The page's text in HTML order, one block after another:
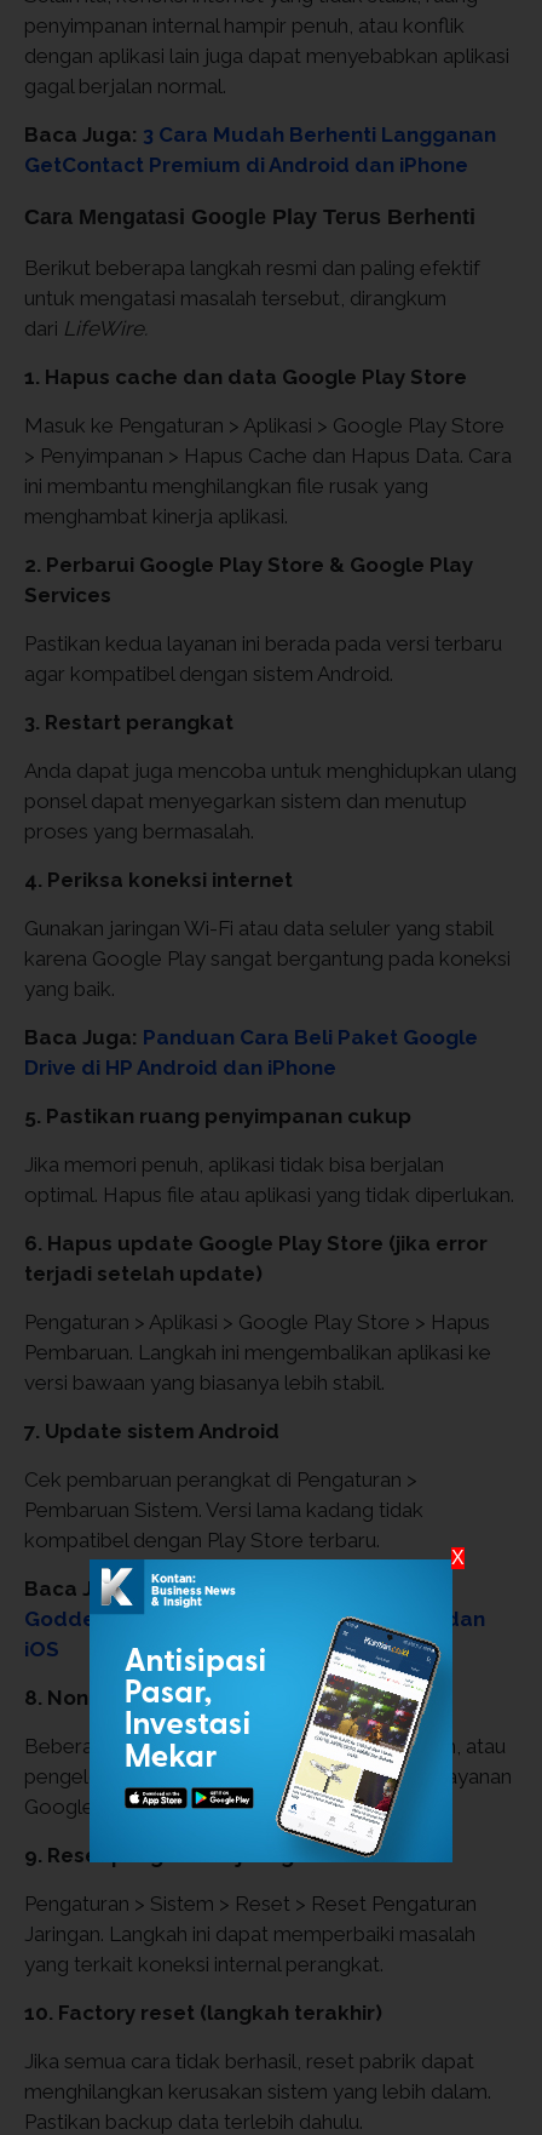
penyimpanan internal hampir penuh, atau konflik
dengan aplikasi lain juga dapat menyebabkan aplikasi
gagal berjalan normal.
Baca Juga: 3 Cara Mudah Berhenti Langganan
GetContact Premium di Android dan iPhone
Cara Mengatasi Google Play Terus Berhenti
Berikut beberapa langkah resmi dan paling efektif
untuk mengatasi masalah tersebut, dirangkum
dari LifeWire.
1. Hapus cache dan data Google Play Store
Masuk ke Pengaturan > Aplikasi > Google Play Store
> Penyimpanan > Hapus Cache dan Hapus Data. Cara
ini membantu menghilangkan file rusak yang
menghambat kinerja aplikasi.
2. Perbarui Google Play Store & Google Play
Services
Pastikan kedua layanan ini berada pada versi terbaru
agar kompatibel dengan sistem Android.
3. Restart perangkat
Anda dapat juga mencoba untuk menghidupkan ulang
ponsel dapat menyegarkan sistem dan menutup
proses yang bermasalah.
4. Periksa koneksi internet
Gunakan jaringan Wi-Fi atau data seluler yang stabil
karena Google Play sangat bergantung pada koneksi
yang baik.
Baca Juga: Panduan Cara Beli Paket Google
Drive di HP Android dan iPhone
5. Pastikan ruang penyimpanan cukup
Jika memori penuh, aplikasi tidak bisa berjalan
optimal. Hapus file atau aplikasi yang tidak diperlukan.
6. Hapus update Google Play Store (jika error
terjadi setelah update)
Pengaturan > Aplikasi > Google Play Store > Hapus
Pembaruan. Langkah ini mengembalikan aplikasi ke
versi bawaan yang biasanya lebih stabil.
7. Update sistem Android
Cek pembaruan perangkat di Pengaturan >
Pembaruan Sistem. Versi lama kadang tidak
kompatibel dengan Play Store terbaru.
Baca Juga:
Panduan Klaim Kode Redeem
Goddess Order untuk Pemula di Android dan
iOS
8. Nonaktifkan aplikasi yang bentrok
Beberapa aplikasi keamanan, modifikasi sistem, atau
pengelola jaringan dapat mengganggu akses layanan
Google Play.
9. Reset pengaturan jaringan
Pengaturan > Sistem > Reset > Reset Pengaturan
Jaringan. Langkah ini dapat memperbaiki masalah
yang terkait koneksi internal perangkat.
10. Factory reset (langkah terakhir)
Jika semua cara tidak berhasil, reset pabrik dapat
menghilangkan kerusakan sistem yang lebih dalam.
Pastikan backup data terlebih dahulu.
X